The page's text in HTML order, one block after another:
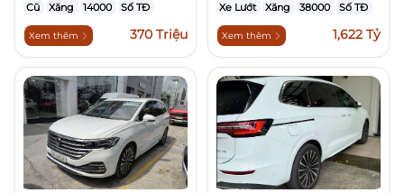
Cũ Xăng 14000 Số TĐ
Xem thêm 370 Triệu
Xe Lướt Xăng 38000 Số TĐ
Xem thêm 1,622 Tỷ